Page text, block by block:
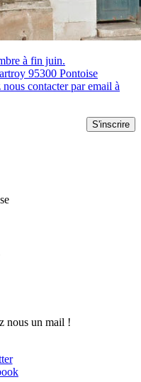
à fin juin.
95300 Pontoise
contacter par email à
S'inscrire
nous un mail !